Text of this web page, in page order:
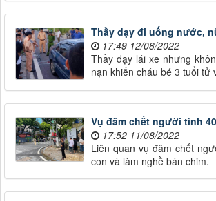
Thầy dạy đi uống nước,
17:49 12/08/2022
Thầy dạy lái xe nhưng
nạn khiến cháu bé 3 tuổi tử
Vụ đâm chết người tình
17:52 11/08/2022
Liên quan vụ đâm chết
con và làm nghề bán chim.